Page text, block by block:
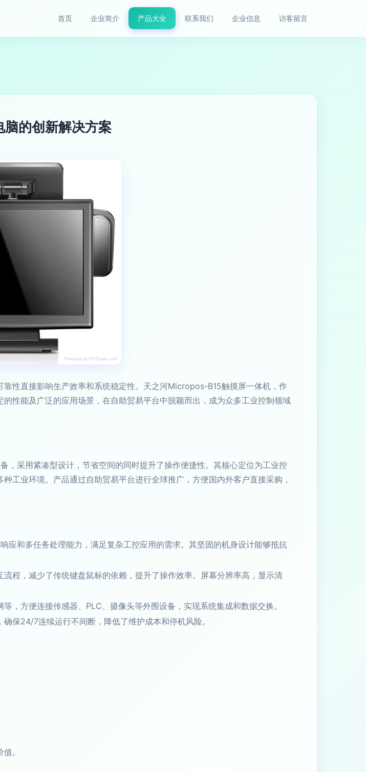
首页 企业简介 产品大全 联系我们 企业信息 访客留言
的创新解决方案
性直接影响生产效率和系统稳定性。天之河Micropos-B15触摸屏一体机，作
性能及广泛的应用场景，在自助贸易平台中脱颖而出，成为众多工业控制领域
采用紧凑型设计，节省空间的同时提升了操作便捷性。其核心定位为工业控
工业环境。产品通过自助贸易平台进行全球推广，方便国内外客户直接采购，
应和多任务处理能力，满足复杂工控应用的需求。其坚固的机身设计能够抵抗
程，减少了传统键盘鼠标的依赖，提升了操作效率。屏幕分辨率高，显示清
，方便连接传感器、PLC、摄像头等外围设备，实现系统集成和数据交换。
保24/7连续运行不间断，降低了维护成本和停机风险。
。